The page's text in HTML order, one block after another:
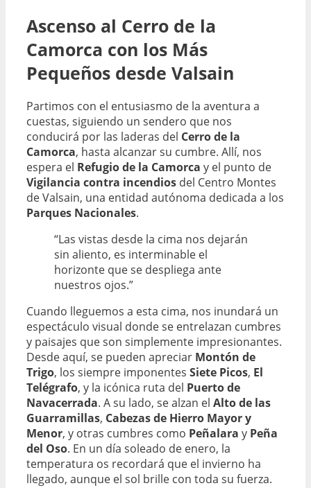
Ascenso al Cerro de la
Camorca con los Más
Pequeños desde Valsain
Partimos con el entusiasmo de la aventura a
cuestas, siguiendo un sendero que nos
conducirá por las laderas del Cerro de la
Camorca, hasta alcanzar su cumbre. Allí, nos
espera el Refugio de la Camorca y el punto de
Vigilancia contra incendios del Centro Montes
de Valsain, una entidad autónoma dedicada a los
Parques Nacionales.
“Las vistas desde la cima nos dejarán
sin aliento, es interminable el
horizonte que se despliega ante
nuestros ojos.”
Cuando lleguemos a esta cima, nos inundará un
espectáculo visual donde se entrelazan cumbres
y paisajes que son simplemente impresionantes.
Desde aquí, se pueden apreciar Montón de
Trigo, los siempre imponentes Siete Picos, El
Telégrafo, y la icónica ruta del Puerto de
Navacerrada. A su lado, se alzan el Alto de las
Guarramillas, Cabezas de Hierro Mayor y
Menor, y otras cumbres como Peñalara y Peña
del Oso. En un día soleado de enero, la
temperatura os recordará que el invierno ha
llegado, aunque el sol brille con toda su fuerza.